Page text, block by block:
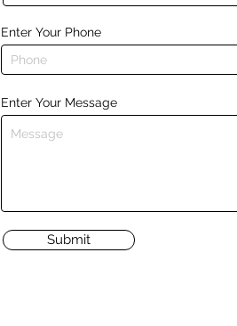
Enter Your Phone
Enter Your Message
Submit